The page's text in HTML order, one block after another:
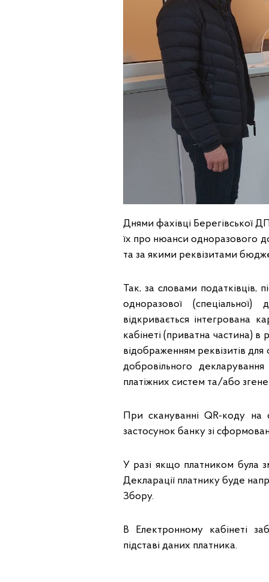
Днями фахівці Берегівської
їх про нюанси одноразового
та за якими реквізитами
Так, за словами податківців,
одноразової (спеціальної)
відкривається інтегрована
кабінеті (приватна частина)
відображенням реквізитів
добровільного
платіжних систем та/або
При скануванні QR-коду на
застосунок банку зі
У разі якщо платником була
Декларації платнику буде
Збору.
В Електронному кабінеті
підставі даних платника.